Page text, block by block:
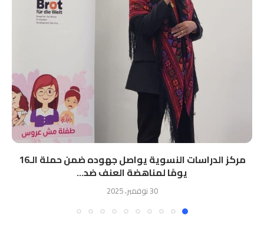
مركز الدراسات النسوية يواصل جهوده ضمن حملة الـ16
يومًا لمناهضة العنف ضد...
30 نوفمبر، 2025